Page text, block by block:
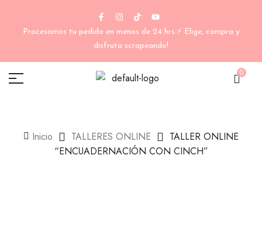
Procesamos tu pedido en menos de 24 hrs.⚡ Elige, compra y
disfruta scrapeando!
0
Inicio TALLERES ONLINE
TALLER ONLINE
“ENCUADERNACIÓN CON CINCH”